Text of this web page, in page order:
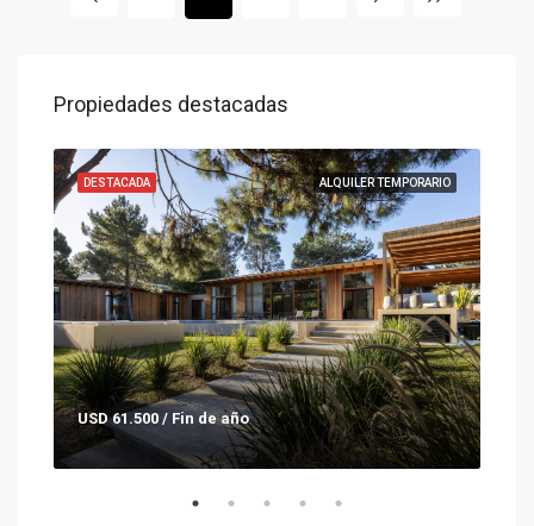
Propiedades destacadas
ALQUILER TEMPORARIO
DESTACADA
USD 61.500 / Fin de año